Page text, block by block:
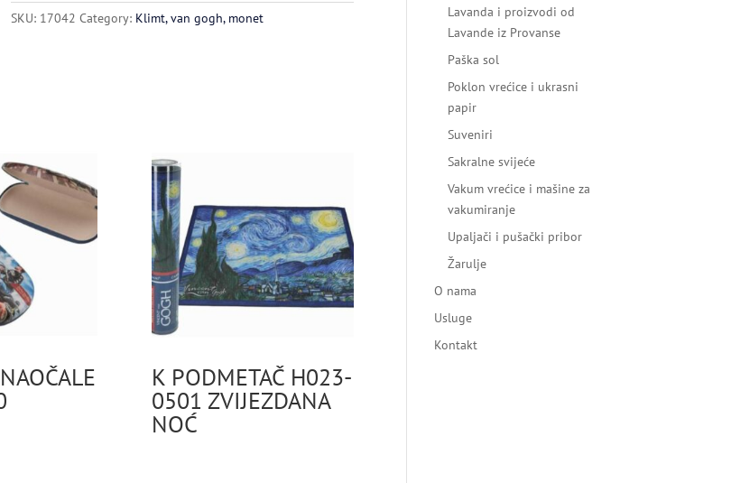
SKU: 17042 Category: Klimt, van gogh, monet
K PODMETAČ H023-
0501 ZVIJEZDANA
NOĆ
Lavanda i proizvodi od
Lavande iz Provanse
Paška sol
Poklon vrećice i ukrasni
papir
Suveniri
Sakralne svijeće
Vakum vrećice i mašine za
vakumiranje
Upaljači i pušački pribor
Žarulje
O nama
Usluge
Kontakt